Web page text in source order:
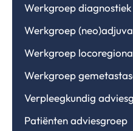
Werkgroep diagnostiek
Werkgroep
Werkgroep
Werkgroep
Verpleegkundig
Patiënten adviesgroep